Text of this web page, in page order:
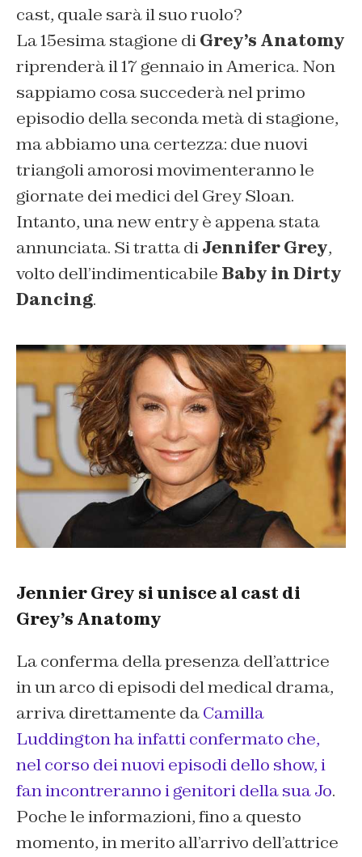
cast, quale sarà il suo ruolo?
La 15esima stagione diGrey’s Anatomy
riprenderà il 17 gennaio in America. Non
sappiamo cosa succederà nel primo
episodio della seconda metà di stagione,
ma abbiamo una certezza: due nuovi
triangoli amorosi movimenteranno le
giornate dei medici del Grey Sloan.
Intanto, una new entry è appena stata
annunciata. Si tratta diJennifer Grey,
volto dell’indimenticabile Baby in Dirty
Dancing.
Jennier Grey si unisce al cast di
Grey’s Anatomy
La conferma della presenza dell’attrice
in un arco di episodi del medical drama,
arriva direttamente daCamilla
Luddington ha infatti confermato che,
nel corso dei nuovi episodi dello show, i
fan incontreranno i genitori della sua Jo.
Poche le informazioni, fino a questo
momento, in merito all’arrivo dell’attrice